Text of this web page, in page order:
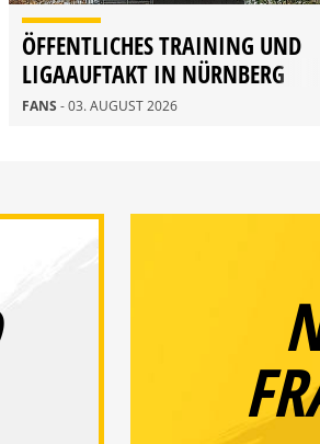
ÖFFENTLICHES TRAINING UND
LIGAAUFTAKT IN NÜRNBERG
FANS - 03. AUGUST 2026